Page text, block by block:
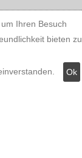
Ihren Besuch
bieten zu
Ok